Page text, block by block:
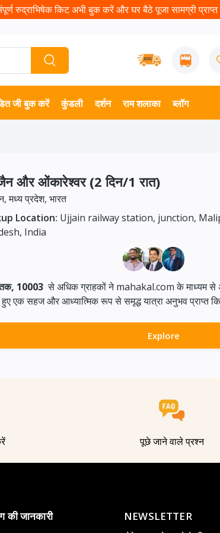
रुद्राभिषेक किट अभी बुक करें और घर बैठे पूजा सामग्री
जी बुक करें कुंडली दर्शन राम शलाका ब्लॉग
और ओंकारेश्वर (2 दिन/1 रात)
मध्य प्रदेश, भारत
Location: Ujjain railway station, junction,
India
10003 से अधिक ग्राहकों ने mahakal.com के माध्यम से
एक सहज और आध्यात्मिक रूप से समृद्ध यात्रा अनुभव प्राप्त
Explore
पूछे जाने वाले प्रश्न
की जानकारी NEWSLETTER